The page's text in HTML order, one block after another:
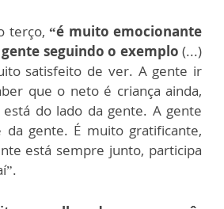
terço,“é muito emocionante
seguindo o exemplo (...)
satisfeito de ver. A gente ir
que o neto é criança ainda,
do lado da gente. A gente
da gente. É muito gratificante,
está sempre junto, participa